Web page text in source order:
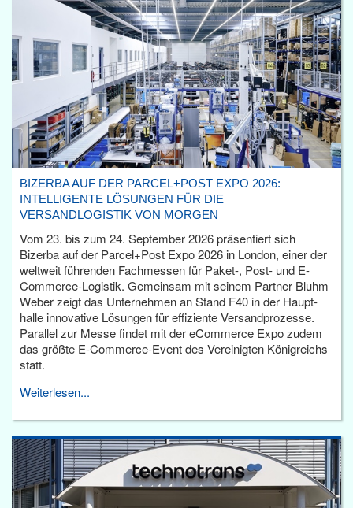
BIZERBA AUF DER PARCEL+POST EXPO 2026:
INTELLIGENTE LÖSUNGEN FÜR DIE
VERSANDLOGISTIK VON MORGEN
Vom 23. bis zum 24. September 2026 präsentiert sich
Bizerba auf der Parcel+Post Expo 2026 in London, einer der
weltweit führenden Fachmessen für Paket-, Post- und E-
Commerce-Logistik. Gemeinsam mit seinem Partner Bluhm
Weber zeigt das Unternehmen an Stand F40 in der Haupt­
halle innovative Lösungen für effiziente Versandprozesse.
Parallel zur Messe findet mit der eCommerce Expo zudem
das größte E-Commerce-Event des Vereinigten Königreichs
statt.
Weiterlesen...